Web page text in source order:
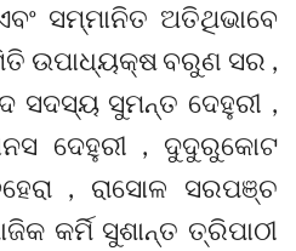
ସମ୍ମାନିତ ଅତିଥିଭାବେ
ଉପାଧ୍ୟକ୍ଷ ବରୁଣ ସର ,
ସଦସ୍ୟ ସୁମନ୍ତ ଦେହୁରୀ ,
ଦେହୁରୀ , ଦୁଦୁରୁକୋଟ
, ରାସୋଳ ସରପଞ୍ଚ
କର୍ମି ସୁଶାନ୍ତ ତ୍ରିପାଠୀ